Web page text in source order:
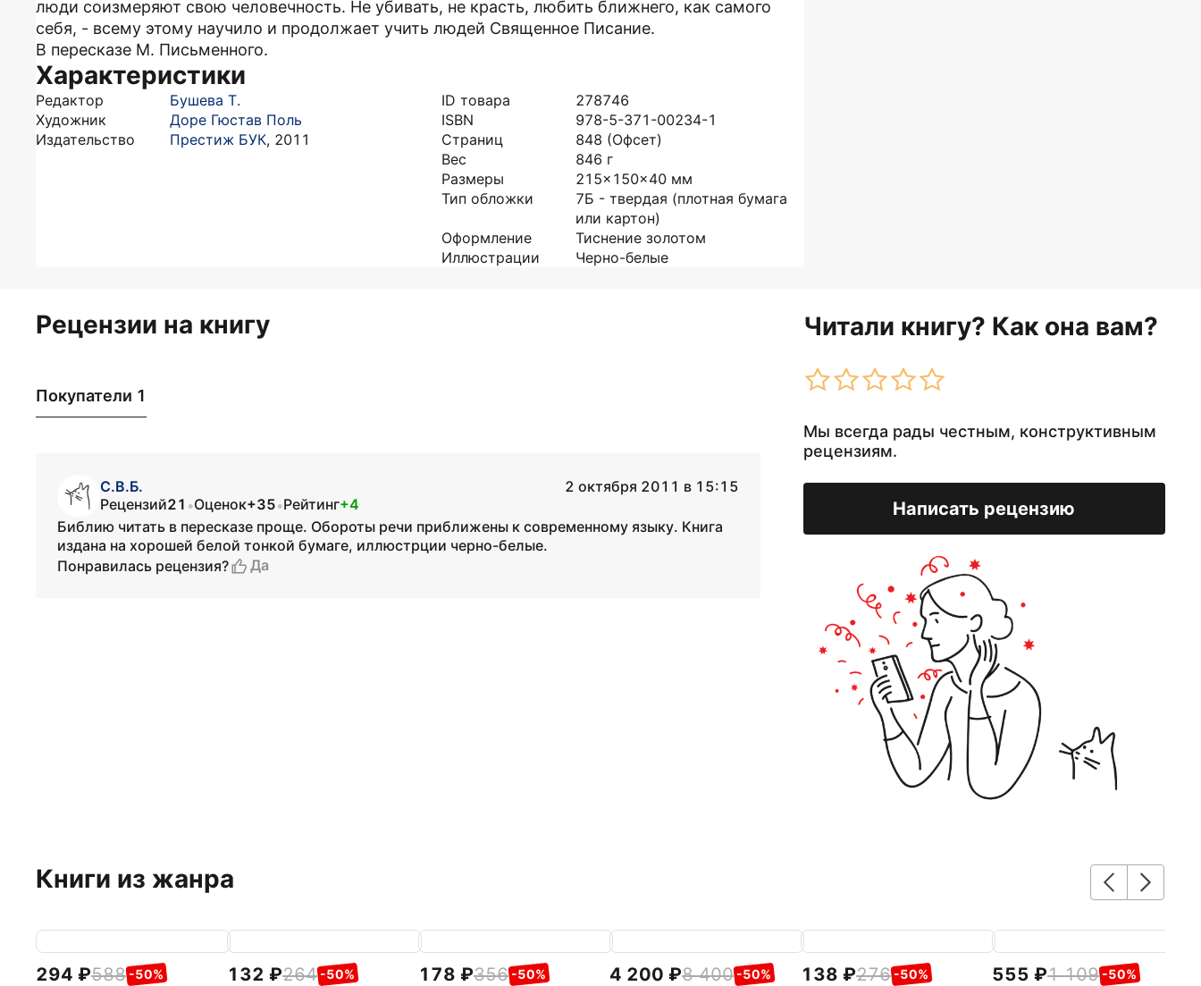
люди соизмеряют свою человечность. Не убивать, не красть, любить ближнего, как самого
себя, - всему этому научило и продолжает учить людей Священное Писание.
В пересказе М. Письменного.
Характеристики
Редактор
Бушева Т.
Художник
Доре Гюстав Поль
Издательство
Престиж БУК, 2011
ID товара
278746
ISBN
978-5-371-00234-1
Страниц
848 (Офсет)
Вес
846 г
Размеры
215x150x40 мм
Тип обложки
7Б - твердая (плотная бумага
или картон)
Оформление
Тиснение золотом
Иллюстрации
Черно-белые
Рецензии на книгу Читали книгу? Как она вам?
Мы всегда рады честным, конструктивным
рецензиям.
Написать рецензию
Покупатели 1
С.В.Б.
2 октября 2011 в 15:15
Рецензий21 •Оценок+35•Рейтинг+4
Библию читать в пересказе проще. Обороты речи приближены к современному языку. Книга
издана на хорошей белой тонкой бумаге, иллюстрции черно-белые.
Понравилась рецензия?
Да
Книги из жанра
294 588 -50% 132 264 -50% 178 356 -50% 4 200 8 400 -50% 138 276 -50% 555 1 109 -50%